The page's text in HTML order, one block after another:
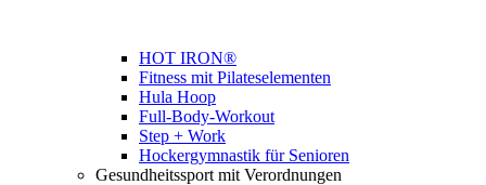
HOT IRON®
Fitness mit Pilateselementen
Hula Hoop
Full-Body-Workout
Step + Work
Hockergymnastik für Senioren
Gesundheitssport mit Verordnungen